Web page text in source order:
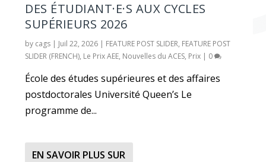
DES ÉTUDIANT·E·S AUX CYCLES
SUPÉRIEURS 2026
by cags | Juil 22, 2026 | FEATURE POST SLIDER, FEATURE POST
SLIDER (FRENCH), Le Prix AEE, Nouvelles du ACES, Prix | 0
École des études supérieures et des affaires
postdoctorales Université Queen’s Le
programme de...
EN SAVOIR PLUS SUR